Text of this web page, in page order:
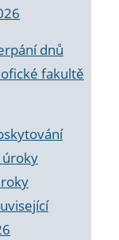
dnů
fakultě
úroky